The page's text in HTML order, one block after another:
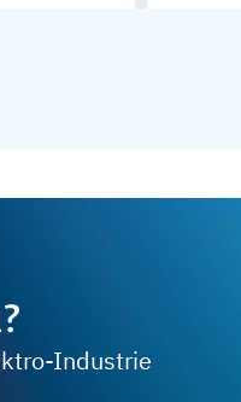
Industrie